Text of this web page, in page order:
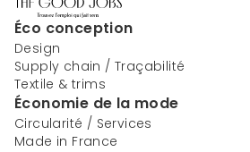
Éco conception
Design
Supply chain / Traçabilité
Textile & trims
Économie de la mode
Circularité / Services
Made in France